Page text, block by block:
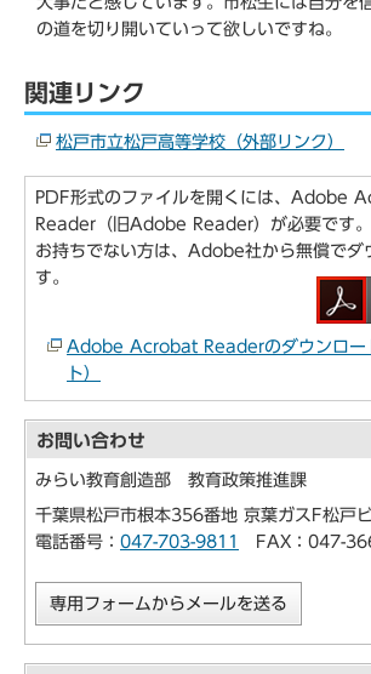
の道を切り開いていって欲しいですね。
関連リンク
松戸市立松戸高等学校（外部リンク）
PDF形式のファイルを開くには、Adobe
Reader（旧Adobe Reader）が必要です。
お持ちでない方は、Adobe社から無償でダ
す。
Adobe Acrobat Readerのダウンロー
ト）
お問い合わせ
みらい教育創造部 教育政策推進課
千葉県松戸市根本356番地 京葉ガスF松戸
電話番号： 047-703-9811 FAX：047-
専用フォームからメールを送る